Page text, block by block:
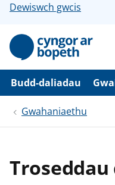
Dewiswch gwcis
N
d
r
Budd-daliadau
Gwahaniaethu
Troseddau